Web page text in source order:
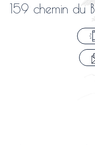
159 chemin du